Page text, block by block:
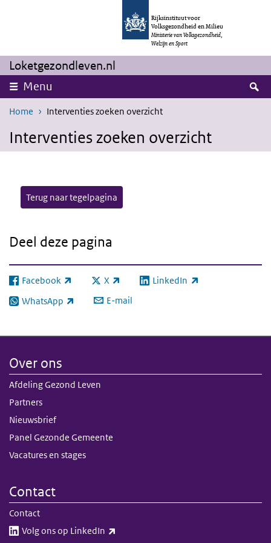
Overslaan en naar de inhoud gaan
Rijksinstituut voor
Volksgezondheid en Milieu
Ministerie van Volksgezondheid,
Welzijn en Sport
Loketgezondleven.nl
Menu
Home Interventies zoeken overzicht
Interventies zoeken overzicht
Terug naar tegelpagina
Deel deze pagina
Facebook
(externe link) X
(externe link) LinkedIn
(externe link)
WhatsApp
(externe link) E-mail
Over ons
Afdeling Gezond Leven
Partners
Nieuwsbrief
Panel Gezonde Gemeente
Vacatures en stages
Contact
Contact
Volg ons op LinkedIn​​